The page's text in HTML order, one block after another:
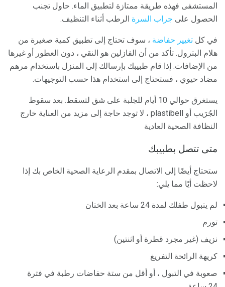
المستشفى فهذه طريقة ممتازة لتطبيق الماء. حاول تجنب
الحصول على جراب السرة الرطب أثناء التنظيف.
في كل تغيير حفاضة ، سوف تحتاج إلى تطبيق كمية صغيرة من
هلام البترول. تأكد من أن الفازلين هو النقي ، دون العطور أو غيرها
من الإضافات. إذا قام طبيبك بإرسالك إلى المنزل باستخدام مرهم
مضاد حيوي ، فستحتاج إلى استخدام هذا حسب التوجيهات.
يستغرق حوالي 10 أيام للجلبة على شق لتسقط. بعد سقوط
الجُرَيب أو plastibell ، لا توجد حاجة إلى مزيد من العناية خارج
النظافة الصحية العادية
متى تتصل بطبيبك
ستحتاج أيضًا إلى الاتصال بمقدم الرعاية الصحية الخاص بك إذا
لاحظت أيًا مما يلي:
لم يتبول طفلك لمدة 24 ساعة بعد الختان
تورم
نزيف (غير مجرد قطرة أو اثنتين)
كريهة الرائحة التفريغ
صعوبة في التبول ، أو أقل من ستة حفاضات رطبة في فترة